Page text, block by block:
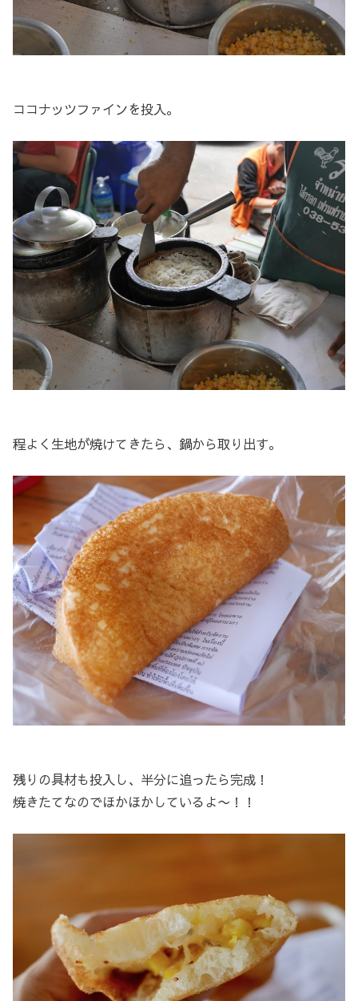
ココナッツファインを投入。
程よく生地が焼けてきたら、鍋から取り出す。
残りの具材も投入し、半分に追ったら完成！
焼きたてなのでほかほかしているよ〜！！